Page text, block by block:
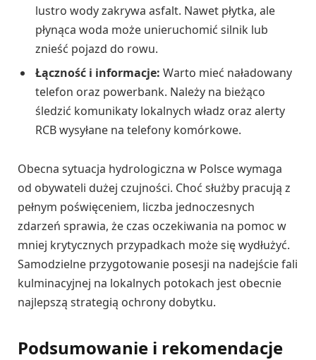
lustro wody zakrywa asfalt. Nawet płytka, ale
płynąca woda może unieruchomić silnik lub
znieść pojazd do rowu.
Łączność i informacje: Warto mieć naładowany
telefon oraz powerbank. Należy na bieżąco
śledzić komunikaty lokalnych władz oraz alerty
RCB wysyłane na telefony komórkowe.
Obecna sytuacja hydrologiczna w Polsce wymaga
od obywateli dużej czujności. Choć służby pracują z
pełnym poświęceniem, liczba jednoczesnych
zdarzeń sprawia, że czas oczekiwania na pomoc w
mniej krytycznych przypadkach może się wydłużyć.
Samodzielne przygotowanie posesji na nadejście fali
kulminacyjnej na lokalnych potokach jest obecnie
najlepszą strategią ochrony dobytku.
Podsumowanie i rekomendacje